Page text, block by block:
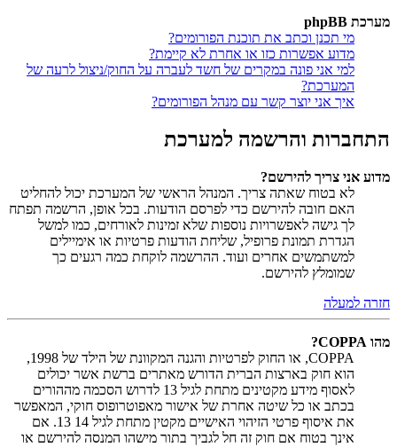
מערכת phpBB
מי תכנן וכתב את תוכנת הפורומים?
מדוע אפשרות כזו או אחרת לא קיימת?
למי אני פונה במקרים של חשד לעברה על החוק/ניצול לרעה של
המערכת?
איך אני יוצר קשר עם מנהל הפורומים?
התחברות והרשמה למערכת
מדוע אני צריך להירשם?
לא בטוח שאתה צריך. המנהל הראשי של המערכת יכול להחליט
האם חובה להירשם כדי לפרסם הודעות. בכל אופן, הרשמה תפתח
לך גישה לאפשרויות נוספות שלא זמינות לאורחים, כמו למשל
הגדרת תמונת פרופיל, שליחת הודעות פרטיות או אימיילים
למשתמשים אחרים ועוד. ההרשמה לוקחת כמה רגעים כך
שמומלץ להירשם.
חזרה למעלה
מהו COPPA?
COPPA, או החוק לפרטיות והגנה המקוונת של הילד של 1998,
הוא חוק בארצות הברית הדורש מאתרים ברשת אשר יכולים
לאסוף מידע מקטינים מתחת לגיל 13 לדרוש הסכמה מההורים
בכתב או כל שיטה אחרת של אישור מאפוטרופוס חוקי, המאפשר
את איסוף פרטי הזיהוי האישיים מקטין מתחת לגיל 14 13. אם
אינך בטוח אם חוק זה חל לגביך בתור מישהו המנסה להירשם או